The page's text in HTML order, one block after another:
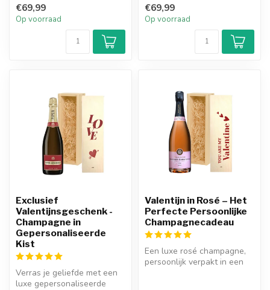
€69,99
Op voorraad
gepersona...
€69,99
Op voorraad
Exclusief
Valentijnsgeschenk -
Champagne in
Gepersonaliseerde
Kist
Verras je geliefde met een
luxe gepersonaliseerde
Valentijn in Rosé – Het
Perfecte Persoonlijke
Champagnecadeau
Een luxe rosé champagne,
persoonlijk verpakt in een